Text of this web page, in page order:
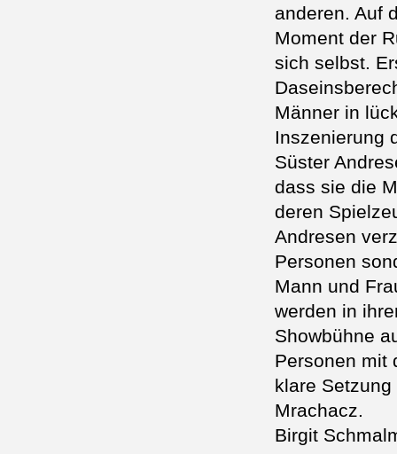
anderen. Auf
Moment der
sich selbst.
Männer in
Inszenierung
Süster
dass sie die
deren
Andresen
Personen
Mann und
werden in
Showbühne
Personen mit
klare
Mrachacz.
Birgit